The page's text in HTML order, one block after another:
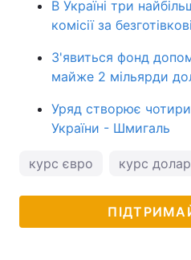
В Україні три
комісії за
З'явиться фонд
майже 2 мільярди
Уряд створює
України - Шмигаль
курс євро курс